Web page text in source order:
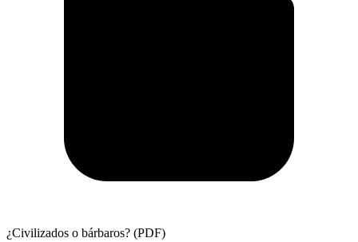
¿Civilizados o bárbaros? (PDF)